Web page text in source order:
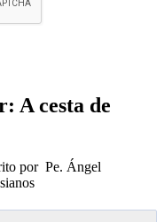
A cesta de
por Pe. Ángel